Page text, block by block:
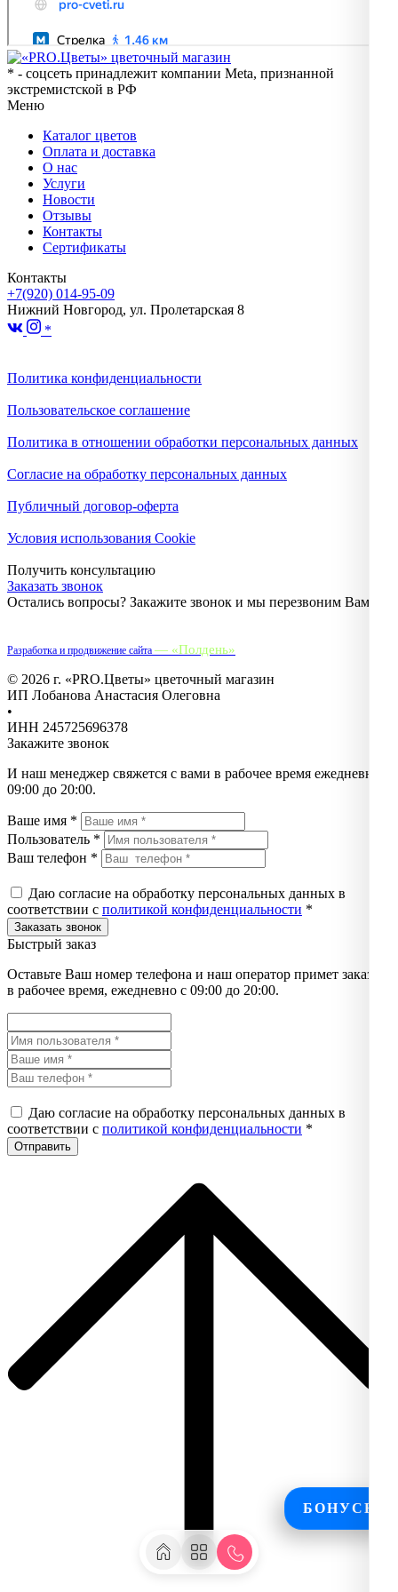
БОНУСЫ
* - соцсеть принадлежит компании Meta, признанной
экстремистской в РФ
Меню
Каталог цветов
Оплата и доставка
О нас
Услуги
Новости
Отзывы
Контакты
Сертификаты
Контакты
+7(920) 014-95-09
Нижний Новгород, ул. Пролетарская 8
*
Политика конфиденциальности
Пользовательское соглашение
Политика в отношении обработки персональных данных
Согласие на обработку персональных данных
Публичный договор-оферта
Условия использования Cookie
Получить консультацию
Заказать звонок
Остались вопросы? Закажите звонок и мы перезвоним Вам.
Разработка и продвижение сайта — «Полдень»
© 2026 г. «PRO.Цветы» цветочный магазин
ИП Лобанова Анастасия Олеговна
•
ИНН 245725696378
Закажите звонок
И наш менеджер свяжется с вами в рабочее время ежедневно с
09:00 до 20:00.
Ваше имя *
Пользователь *
Ваш телефон *
Даю согласие на обработку персональных данных в
соответствии с политикой конфиденциальности *
Быстрый заказ
Оставьте Ваш номер телефона и наш оператор примет заказ
в рабочее время, ежедневно с 09:00 до 20:00.
Даю согласие на обработку персональных данных в
соответствии с политикой конфиденциальности *